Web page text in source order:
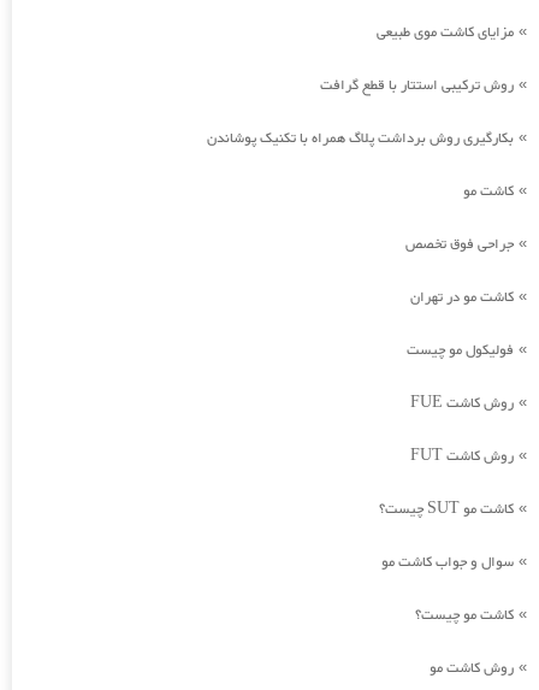
» مزایای کاشت موی طبیعی
» روش ترکیبی استتار با قطع گرافت
» بکارگیری روش برداشت پلاگ همراه با تکنیک پوشاندن
» کاشت مو
» جراحی فوق تخصص
» کاشت مو در تهران
» فولیکول مو چیست
» روش کاشت FUE
» روش کاشت FUT
» کاشت مو SUT چیست؟
» سوال و جواب کاشت مو
» کاشت مو چیست؟
» روش کاشت مو